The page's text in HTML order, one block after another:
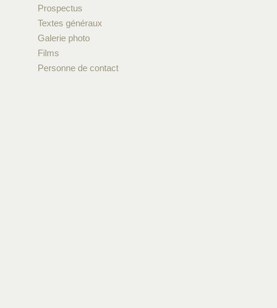
Prospectus
Textes généraux
Galerie photo
Films
Personne de contact